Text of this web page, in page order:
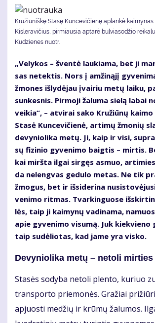
Kružiūniškę Stasę Kuncevičienę aplankė kaimynas
Kisleravičius, pirmiausia aptarė bulviasodžio
Kudzienes nuotr.
„Ve­ly­kos – šven­tė lau­kia­ma, bet ji
sas ne­tek­tis. Nors į am­ži­ną­jį
žmo­nes iš­ly­dė­jau įvai­riu me­tų lai­ku,
sun­kes­nis. Pir­mo­ji ža­lu­ma sie­lą la­bai
vei­kia“, – at­vi­rai sa­ko Kru­žiū­nų
Sta­sė Kun­ce­vi­čie­nė, ar­ti­mų žmo­nių
de­vy­nio­li­ka me­tų. Ji, kaip ir vi­si,
sų fi­zi­nio gy­ve­ni­mo baig­tis – mir­tis.
kai mirš­ta il­gai sir­gęs as­muo,
da ne­leng­vas ge­du­lo me­tas. Ne tik
žmo­gus, bet ir iš­si­de­ri­na
ve­ni­mo rit­mas. Tvar­kin­guo­se
lės, taip ji kai­my­nų va­di­na­ma,
apie gy­ve­ni­mo vi­su­mą. Juk kiek­vie­no
taip su­dė­lio­tas, kad ja­me yra vis­ko.
De­vy­nio­li­ka me­tų – ne­to­li mir­ties
Sta­sės so­dy­ba ne­to­li plen­to, ku­riuo
trans­por­to prie­mo­nės. Gra­žiai
ap­juos­ti me­džių ir krū­mų ža­lu­mos.